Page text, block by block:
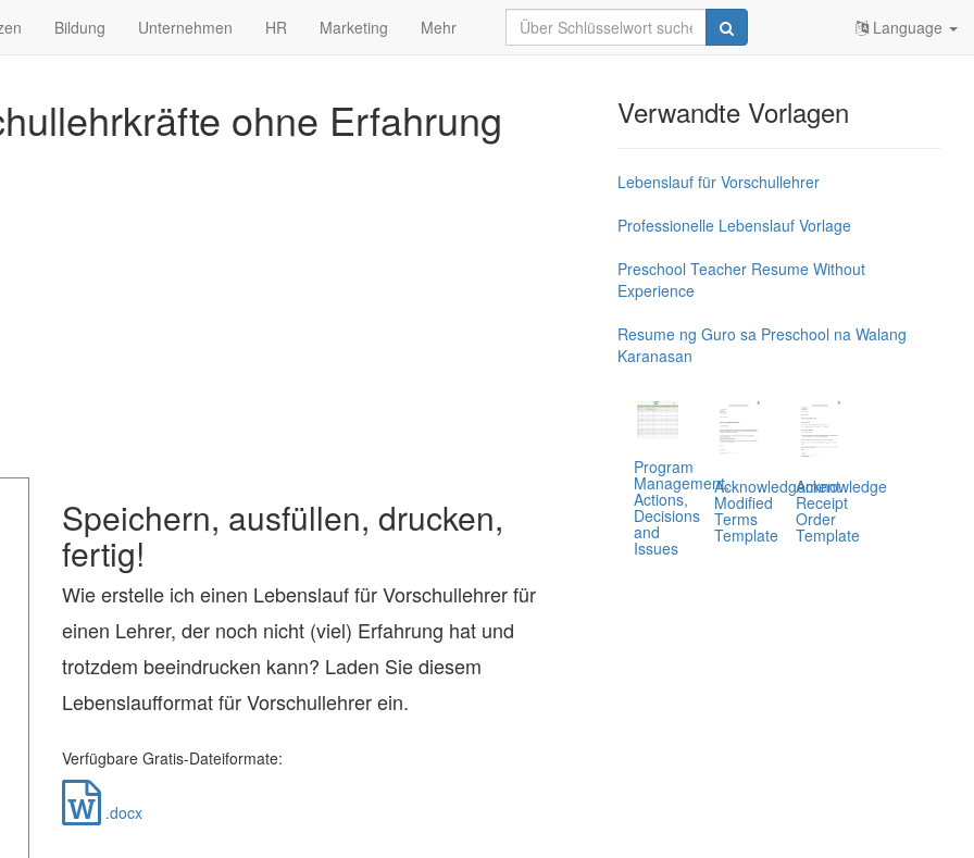
Bildung Unternehmen HR Marketing Mehr Language
ohne Erfahrung
Speichern, ausfüllen, drucken,
fertig!
Wie erstelle ich einen Lebenslauf für Vorschullehrer für
einen Lehrer, der noch nicht (viel) Erfahrung hat und
trotzdem beeindrucken kann? Laden Sie diesem
Lebenslaufformat für Vorschullehrer ein.
Verfügbare Gratis-Dateiformate:
.docx
Verwandte Vorlagen
Lebenslauf für Vorschullehrer
Professionelle Lebenslauf Vorlage
Preschool Teacher Resume Without
Experience
Resume ng Guro sa Preschool na Walang
Karanasan
Program
Management,
Actions,
Decisions
and
Issues
Acknowledgement
Modified
Terms
Template
Acknowledge
Receipt
Order
Template